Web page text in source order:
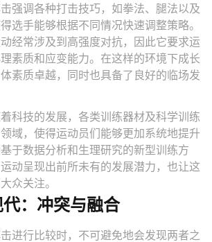
强调各种打击技巧，如拳法、腿法以及
选手能够根据不同情况快速调整策略。
经常涉及到高强度对抗，因此它要求运
素质和应变能力。在这样的环境下成长
素质卓越，同时也具备了良好的临场发
科技的发展，各类训练器材及科学训练
域，使得运动员们能够更加系统地提升
于数据分析和生理研究的新型训练方
动呈现出前所未有的发展潜力，也让这
众关注。
：冲突与融合
进行比较时，不可避免地会发现两者之